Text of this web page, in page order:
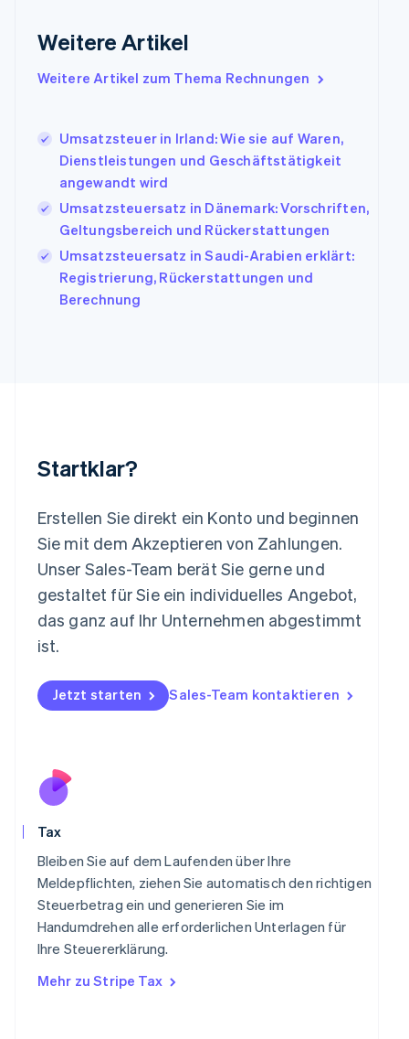
Weitere Artikel
Weitere Artikel zum Thema Rechnungen
Umsatzsteuer in Irland: Wie sie auf Waren,
Dienstleistungen und Geschäftstätigkeit
angewandt wird
Umsatzsteuersatz in Dänemark: Vorschriften,
Geltungsbereich und Rückerstattungen
Umsatzsteuersatz in Saudi-Arabien erklärt:
Registrierung, Rückerstattungen und
Berechnung
Startklar?
Erstellen Sie direkt ein Konto und beginnen
Sie mit dem Akzeptieren von Zahlungen.
Unser Sales-Team berät Sie gerne und
gestaltet für Sie ein individuelles Angebot,
das ganz auf Ihr Unternehmen abgestimmt
ist.
Jetzt starten Sales-Team kontaktieren
Tax
Bleiben Sie auf dem Laufenden über Ihre
Meldepflichten, ziehen Sie automatisch den richtigen
Steuerbetrag ein und generieren Sie im
Handumdrehen alle erforderlichen Unterlagen für
Ihre Steuererklärung.
Mehr zu Stripe Tax
Français English
Gibraltar
English
Indien
English
Irland
English
Italien
ItalianoEnglish
日本語English
Kanada
EnglishFrançais
Luxemburg
English简体中文
Malta
Mexiko
EspañolEnglish
Neuseeland
Norwegen
English
English
Portugal
English
Schweden
SvenskaEnglish
Schweiz
DeutschFrançaisItalianoEnglish
Singapur
Slowakei